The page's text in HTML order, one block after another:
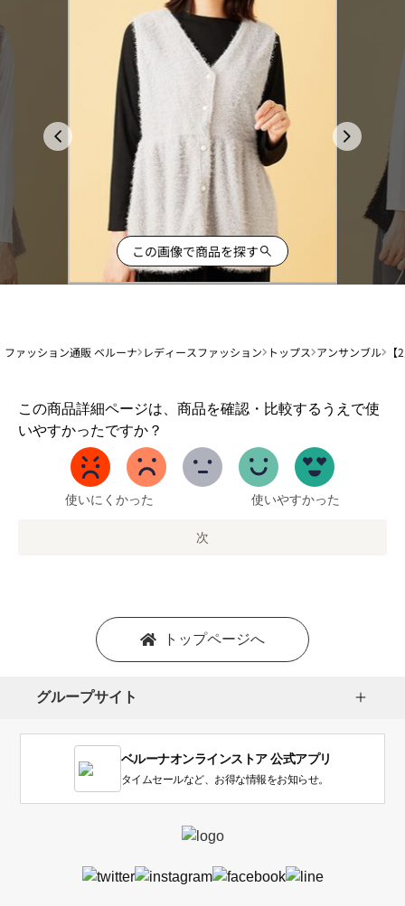
この画像で商品を探す
ファッション通販 ベルーナ レディースファッション トップス アンサンブル
この商品詳細ページは、商品を確認・比較するうえで使
いやすかったですか？
1
か
い
使いにくかった 使いやすかった
次
トップページへ
グループサイト
ベルーナオンラインストア 公式アプリ
タイムセールなど、お得な情報をお知らせ。